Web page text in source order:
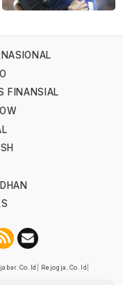
FINANSIAL
Rejogja.co.id